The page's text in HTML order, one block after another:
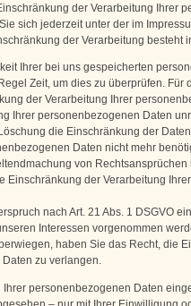
der Verarbeitung Ihrer
sich jederzeit unter der im
der Verarbeitung besteht
Ihrer bei uns gespeicherten
Zeit, um dies zu überprüfen. Für
der Verarbeitung Ihrer
Ihrer personenbezogenen Daten
die Einschränkung der
Daten nicht mehr
von
Einschränkung der Verarbeitung
nach Art. 21 Abs. 1 DSGVO
Interessen vorgenommen
haben Sie das Recht, die
zu verlangen.
personenbezogenen Daten